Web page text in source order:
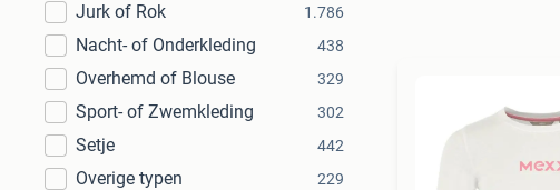
Jurk of Rok 1.786
Nacht- of Onderkleding 438
Overhemd of Blouse 329
Sport- of Zwemkleding 302
Setje 442
Overige typen 229